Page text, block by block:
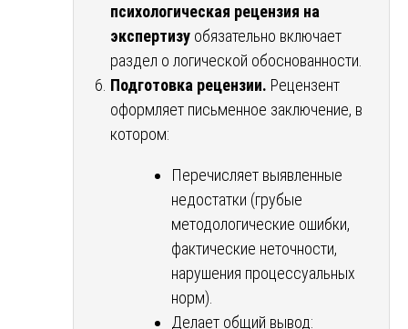
психологическая рецензия на
экспертизу обязательно включает
раздел о логической обоснованности.
Подготовка рецензии. Рецензент
оформляет письменное заключение, в
котором:
Перечисляет выявленные
недостатки (грубые
методологические ошибки,
фактические неточности,
нарушения процессуальных
норм).
Делает общий вывод: